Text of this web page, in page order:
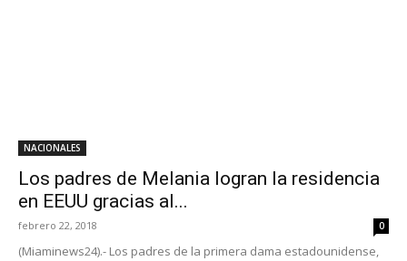
NACIONALES
Los padres de Melania logran la residencia
en EEUU gracias al...
febrero 22, 2018 0
(Miaminews24).- Los padres de la primera dama estadounidense,